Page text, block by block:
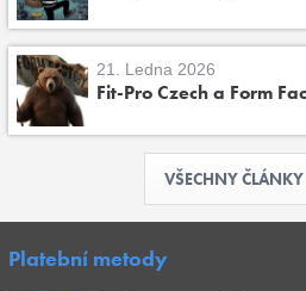
21. Ledna 2026
Fit-Pro Czech a Form
VŠECHNY ČLÁNKY
Platební metody